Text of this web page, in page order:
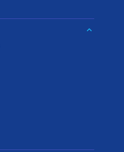
keyboard_arrow_down